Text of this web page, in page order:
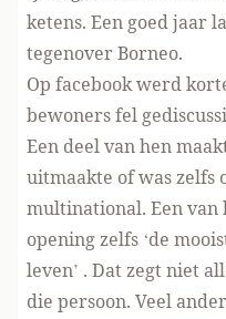
ketens. Een goed jaar
tegenover Borneo.
Op facebook werd
bewoners fel
Een deel van hen
uitmaakte of was zelfs
multinational. Een van
opening zelfs ‘de
leven’ . Dat zegt niet
die persoon. Veel